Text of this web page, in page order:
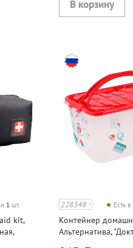
1 шт.
kit,
228348 Есть
Контейнер
Альтернатива,
39см*26,5см*21см,